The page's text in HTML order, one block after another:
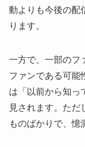
動よりも今後の配
ります。
一方で、一部のフ
ファンである可能
は「以前から知っ
見されます。ただ
ものばかりで、憶